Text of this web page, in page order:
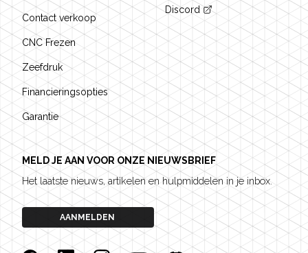
Contact verkoop
CNC Frezen
Zeefdruk
Financieringsopties
Garantie
Discord
MELD JE AAN VOOR ONZE NIEUWSBRIEF
Het laatste nieuws, artikelen en hulpmiddelen in je inbox.
AANMELDEN